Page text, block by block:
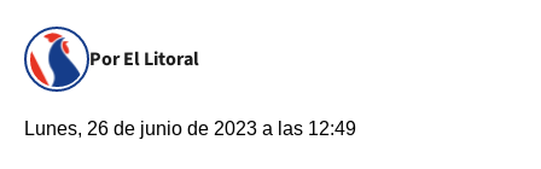
Por El Litoral
Lunes, 26 de junio de 2023 a las 12:49